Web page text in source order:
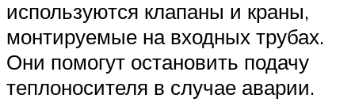
используются клапаны и краны,
монтируемые на входных трубах.
Они помогут остановить подачу
теплоносителя в случае аварии.